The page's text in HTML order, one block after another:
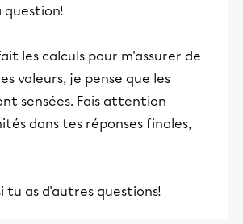
question!
les calculs pour m'assurer de
valeurs, je pense que les
sensées. Fais attention
dans tes réponses finales,
tu as d'autres questions!